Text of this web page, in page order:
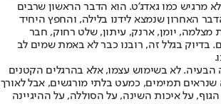
מרגיש כמו גאדג'ט. הוא הדבר הראשון שרבים
האחרון שנמצא לידנו בלילה, והחפץ היחיד
מצלמה, יומן, ארנק, עיתון, שלט רחוק, חבר
בדיוק בגלל זה, רובנו כבר לא באמת שמים לב
לא בשימוש עצמו, אלא בהרגלים הקטנים
שנראים תמימים, כמעט בלתי מורגשים, אבל לאורך
על איכות השינה, על הסוללה, על ההיגיינה